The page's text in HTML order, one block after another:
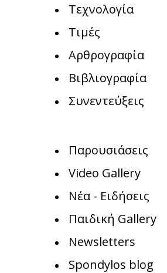
Τεχνολογία
Τιμές
Αρθρογραφία
Βιβλιογραφία
Συνεντεύξεις
Παρουσιάσεις
Video Gallery
Νέα - Ειδήσεις
Παιδική Gallery
Newsletters
Spondylos blog